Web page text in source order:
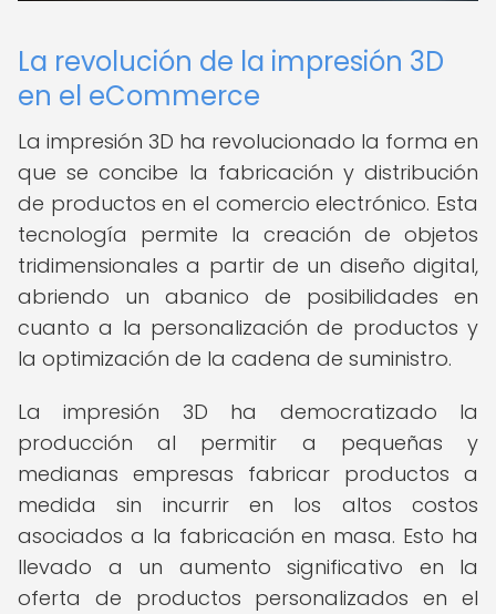
La revolución de la impresión 3D
en el eCommerce
La impresión 3D ha revolucionado la forma en
que se concibe la fabricación y distribución
de productos en el comercio electrónico. Esta
tecnología permite la creación de objetos
tridimensionales a partir de un diseño digital,
abriendo un abanico de posibilidades en
cuanto a la personalización de productos y
la optimización de la cadena de suministro.
La impresión 3D ha democratizado la
producción al permitir a pequeñas y
medianas empresas fabricar productos a
medida sin incurrir en los altos costos
asociados a la fabricación en masa. Esto ha
llevado a un aumento significativo en la
oferta de productos personalizados en el